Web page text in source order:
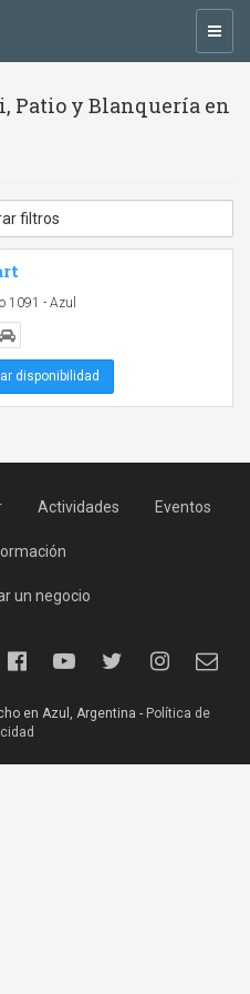
Patio y Blanquería en
filtros
1091 - Azul
disponibilidad
Actividades Eventos
un negocio
en Azul, Argentina - Política de